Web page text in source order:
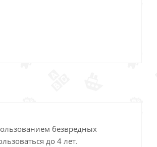
безвредных
до 4 лет.